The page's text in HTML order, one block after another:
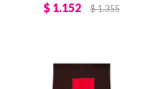
$ 1.152 $1.355